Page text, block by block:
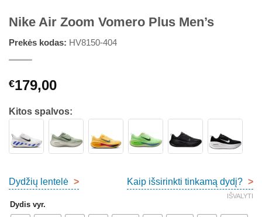
Nike Air Zoom Vomero Plus Men’s
Prekės kodas: HV8150-404
€179,00
Kitos spalvos:
Dydžių lentelė > Kaip išsirinkti tinkamą dydį? >
Dydis vyr.
IŠVALYTI